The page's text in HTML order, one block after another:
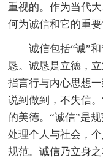
重视的。作为当代
何为诚信和它的重
诚信包括“诚”
恳。诚恳是立德，
指言行与内心思想
说到做到，不失信
的美德。“诚信”是
处理个人与社会，
规范。诚信乃立身